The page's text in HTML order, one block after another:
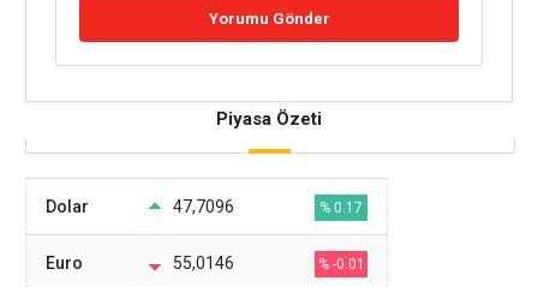
Piyasa Özeti
Dolar 47,7096 % 0.17
Euro 55,0146 % -0.01